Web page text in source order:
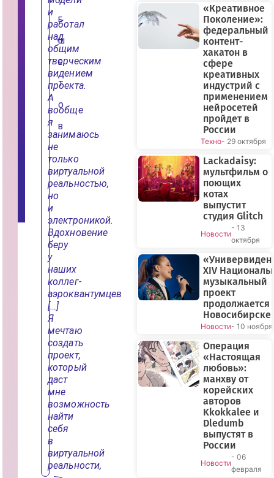
и
работал
над
общим
творческим
видением
проекта.
А
вообще
я
занимаюсь
не
только
виртуальной
реальностью,
но
и
электроникой.
Вдохновение
беру
у
наших
коллег-
аэроквантумцев
[…]
Я
мечтаю
создать
проект,
который
даст
мне
возможность
найти
себя
в
виртуальной
реальности,
Е
Ш
Е
Т
О
В
«Креативное
Поколение»:
федеральный
контент-
хакатон в
сфере
креативных
индустрий с
применением
нейросетей
пройдет в
России
Техно- 29 октября
Lackadaisy:
мультфильм о
поющих
котах
выпустит
студия Glitch
Новости
- 13
октября
XIV
музыкальный
проект
продолжается
Новосибирске
Новости- 10 ноября
Операция
«Настоящая
любовь»:
манхву от
корейских
авторов
Kkokkalee и
Dledumb
выпустят в
России
Новости
- 06
февраля